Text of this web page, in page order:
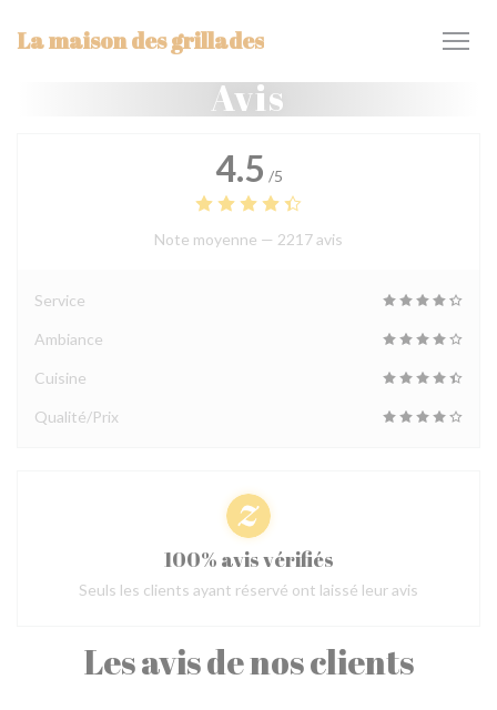
La maison des grillades
Avis
Les avis de nos clients
4.5 /5
Note moyenne — 2217 avis
Service
Ambiance
Cuisine
Qualité/Prix
100% avis vérifiés
Seuls les clients ayant réservé ont laissé leur avis